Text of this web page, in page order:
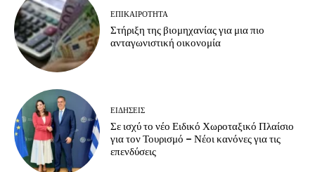
ΕΠΙΚΑΙΡΟΤΗΤΑ
Στήριξη της βιομηχανίας για μια πιο
ανταγωνιστική οικονομία
ΕΙΔΗΣΕΙΣ
Σε ισχύ το νέο Ειδικό Χωροταξικό Πλαίσιο
για τον Τουρισμό – Νέοι κανόνες για τις
επενδύσεις